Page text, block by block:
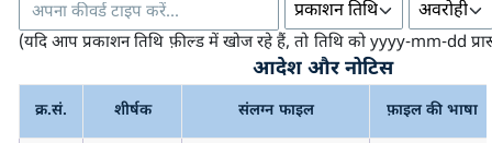
(यदि आप प्रकाशन तिथि फ़ील्ड में खोज रहे हैं, तो तिथि को yyyy-mm-dd
आदेश और नोटिस
क्र.सं. शीर्षक संलग्न फाइल फ़ाइल की भाषा